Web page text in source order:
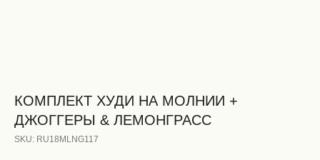
КОМПЛЕКТ ХУДИ НА МОЛНИИ +
ДЖОГГЕРЫ & ЛЕМОНГРАСС
SKU: RU18MLNG117